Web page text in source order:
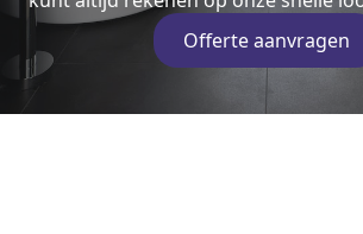
Offerte aanvragen